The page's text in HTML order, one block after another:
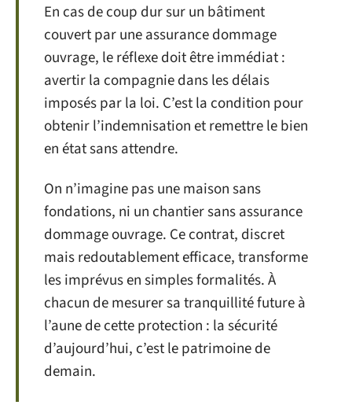
En cas de coup dur sur un bâtiment
couvert par une assurance dommage
ouvrage, le réflexe doit être immédiat :
avertir la compagnie dans les délais
imposés par la loi. C’est la condition pour
obtenir l’indemnisation et remettre le bien
en état sans attendre.
On n’imagine pas une maison sans
fondations, ni un chantier sans assurance
dommage ouvrage. Ce contrat, discret
mais redoutablement efficace, transforme
les imprévus en simples formalités. À
chacun de mesurer sa tranquillité future à
l’aune de cette protection : la sécurité
d’aujourd’hui, c’est le patrimoine de
demain.